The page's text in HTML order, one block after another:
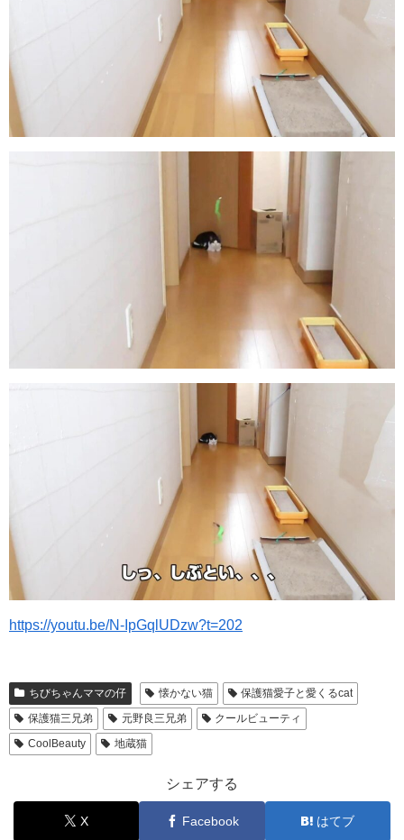
https://youtu.be/N-IpGqlUDzw?t=202
ちびちゃんママの仔 懐かない猫
保護猫愛子と愛くるcat
保護猫三兄弟
元野良三兄弟
クールビューティ
CoolBeauty
地蔵猫
シェアする
X Facebook はてブ